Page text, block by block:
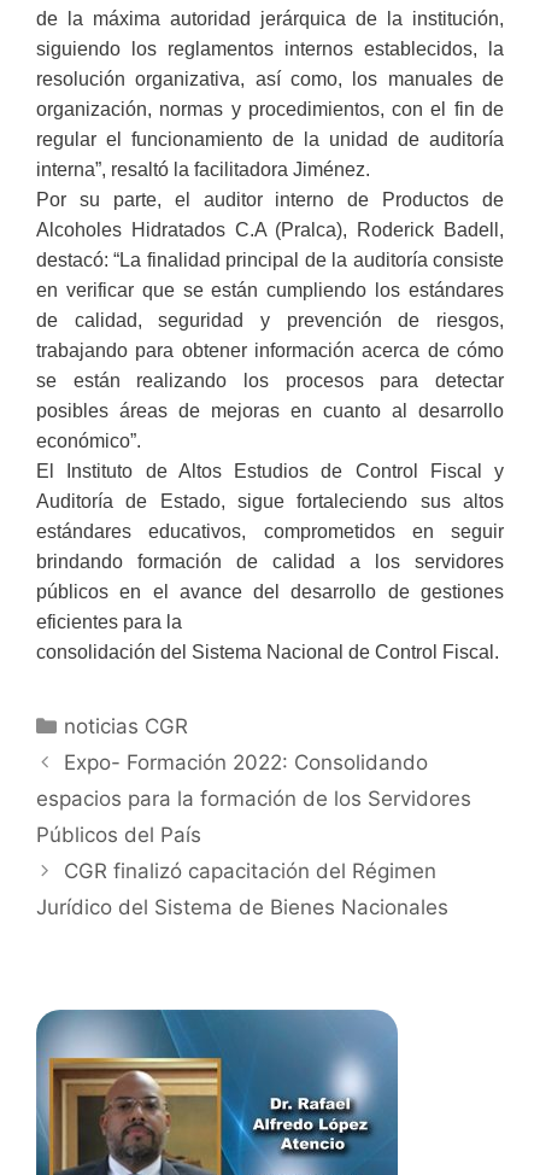
de la máxima autoridad jerárquica de la institución,
siguiendo los reglamentos internos establecidos, la
resolución organizativa, así como, los manuales de
organización, normas y procedimientos, con el fin de
regular el funcionamiento de la unidad de auditoría
interna”, resaltó la facilitadora Jiménez.
Por su parte, el auditor interno de Productos de
Alcoholes Hidratados C.A (Pralca), Roderick Badell,
destacó: “La finalidad principal de la auditoría consiste
en verificar que se están cumpliendo los estándares
de calidad, seguridad y prevención de riesgos,
trabajando para obtener información acerca de cómo
se están realizando los procesos para detectar
posibles áreas de mejoras en cuanto al desarrollo
económico”.
El Instituto de Altos Estudios de Control Fiscal y
Auditoría de Estado, sigue fortaleciendo sus altos
estándares educativos, comprometidos en seguir
brindando formación de calidad a los servidores
públicos en el avance del desarrollo de gestiones
eficientes para la
consolidación del Sistema Nacional de Control Fiscal.
noticias CGR
Expo- Formación 2022: Consolidando
espacios para la formación de los Servidores
Públicos del País
CGR finalizó capacitación del Régimen
Jurídico del Sistema de Bienes Nacionales